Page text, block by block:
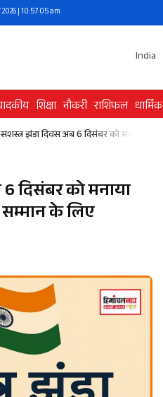
| 10:57:06 am
India
शिक्षा नौकरी राशिफल धार्मिक
सशस्त्र झंडा दिवस अब 6 दिसंबर को मनाया
दिसंबर को मनाया
के लिए